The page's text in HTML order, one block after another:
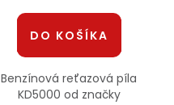
DO KOŠÍKA
Benzínová reťazová píla
KD5000 od značky